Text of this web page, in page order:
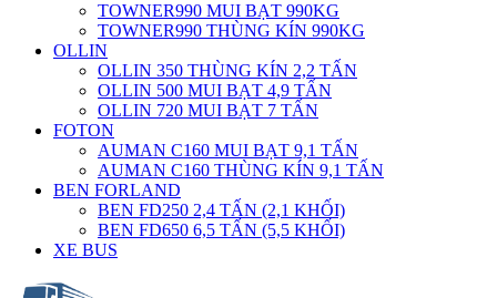
TOWNER990 MUI BẠT 990KG
TOWNER990 THÙNG KÍN 990KG
OLLIN
OLLIN 350 THÙNG KÍN 2,2 TẤN
OLLIN 500 MUI BẠT 4,9 TẤN
OLLIN 720 MUI BẠT 7 TẤN
FOTON
AUMAN C160 MUI BẠT 9,1 TẤN
AUMAN C160 THÙNG KÍN 9,1 TẤN
BEN FORLAND
BEN FD250 2,4 TẤN (2,1 KHỐI)
BEN FD650 6,5 TẤN (5,5 KHỐI)
XE BUS